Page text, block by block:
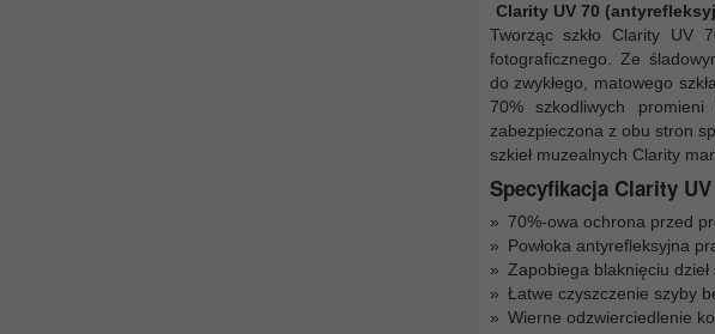
Clarity UV 70
Tworząc szkło Clarity UV
fotograficznego. Ze
do zwykłego, matowego
70% szkodliwych
zabezpieczona z obu stron
szkieł muzealnych Clarity
Specyfikacja Clarity UV
70%-owa ochrona przed
Powłoka antyrefleksyjna
Zapobiega blaknięciu dzieł
Łatwe czyszczenie szyby
Wierne odzwierciedlenie